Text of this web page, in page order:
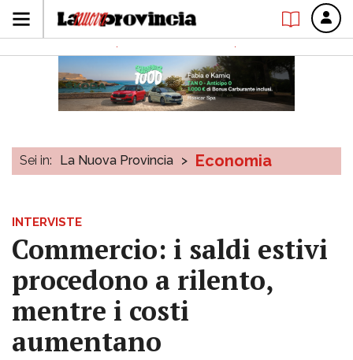
Sei in: La Nuova Provincia > Economia
INTERVISTE
Commercio: i saldi estivi
procedono a rilento,
mentre i costi
aumentano